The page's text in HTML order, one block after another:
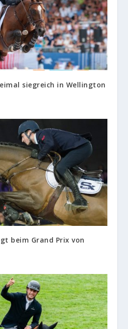
siegreich in Wellington
beim Grand Prix von